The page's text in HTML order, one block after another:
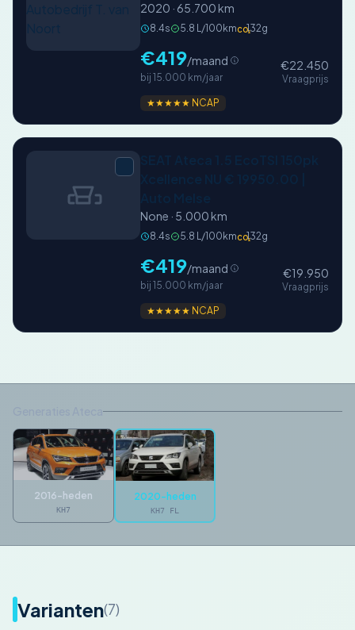
2020 · 65.700 km
8.4s 5.8 L/100kmCO₂132g
€419/maand
bij 15.000 km/jaar
€22.450
Vraagprijs
★★★★★ NCAP
None · 5.000 km
8.4s 5.8 L/100kmCO₂132g
€419/maand
bij 15.000 km/jaar
€19.950
Vraagprijs
★★★★★ NCAP
2016-heden
KH7
2020-heden
KH7 FL
Varianten(7)